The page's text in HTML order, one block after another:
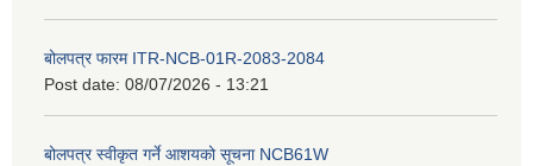
बोलपत्र फारम ITR-NCB-01R-2083-2084
Post date: 08/07/2026 - 13:21
बोलपत्र स्वीकृत गर्ने आशयको सूचना NCB61W